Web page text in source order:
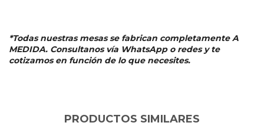
*Todas nuestras mesas se fabrican completamente A
MEDIDA. Consultanos vía WhatsApp o redes y te
cotizamos en función de lo que necesites.
PRODUCTOS SIMILARES